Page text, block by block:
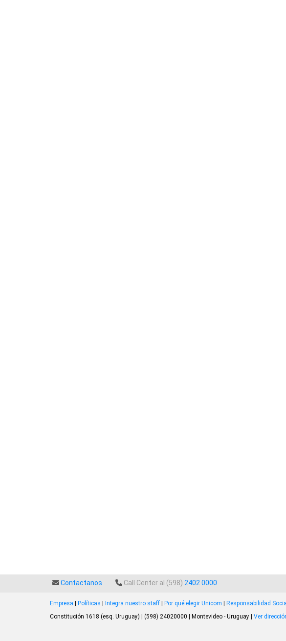
Contactanos Call Center al (598) 2402 0000
Empresa | Políticas | Integra nuestro staff | Por qué elegir Unicom | Responsabilidad
Constitución 1618 (esq. Uruguay) | (598) 24020000 | Montevideo - Uruguay | Ver